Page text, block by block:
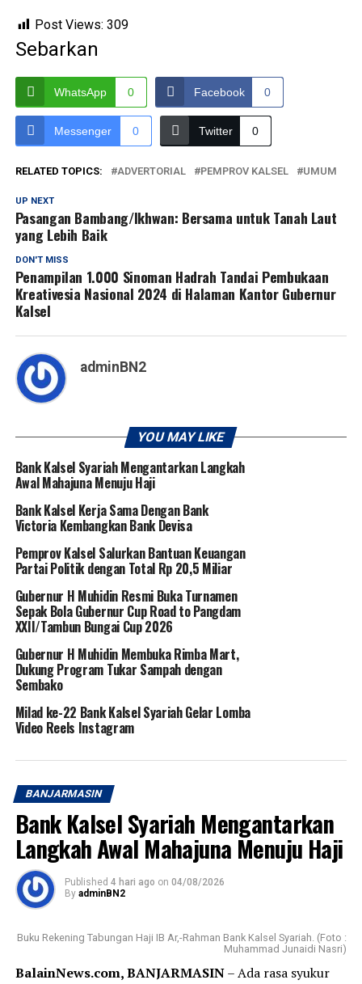
Post Views: 309
Sebarkan
WhatsApp 0 Facebook 0
Messenger 0 Twitter 0
RELATED TOPICS: ADVERTORIAL PEMPROV KALSEL UMUM
UP NEXT
Pasangan Bambang/Ikhwan: Bersama untuk Tanah Laut
yang Lebih Baik
DON'T MISS
Penampilan 1.000 Sinoman Hadrah Tandai Pembukaan
Kreativesia Nasional 2024 di Halaman Kantor Gubernur
Kalsel
adminBN2
YOU MAY LIKE
Bank Kalsel Syariah Mengantarkan Langkah
Awal Mahajuna Menuju Haji
Bank Kalsel Kerja Sama Dengan Bank
Victoria Kembangkan Bank Devisa
Pemprov Kalsel Salurkan Bantuan Keuangan
Partai Politik dengan Total Rp 20,5 Miliar
Gubernur H Muhidin Resmi Buka Turnamen
Sepak Bola Gubernur Cup Road to Pangdam
XXII/Tambun Bungai Cup 2026
Gubernur H Muhidin Membuka Rimba Mart,
Dukung Program Tukar Sampah dengan
Sembako
Milad ke-22 Bank Kalsel Syariah Gelar Lomba
Video Reels Instagram
BANJARMASIN
Bank Kalsel Syariah Mengantarkan
Langkah Awal Mahajuna Menuju Haji
Published 4 hari ago on 04/08/2026
By adminBN2
Buku Rekening Tabungan Haji IB Ar,-Rahman Bank Kalsel Syariah. (Foto :
Muhammad Junaidi Nasri)
BalainNews.com, BANJARMASIN– Ada rasa syukur